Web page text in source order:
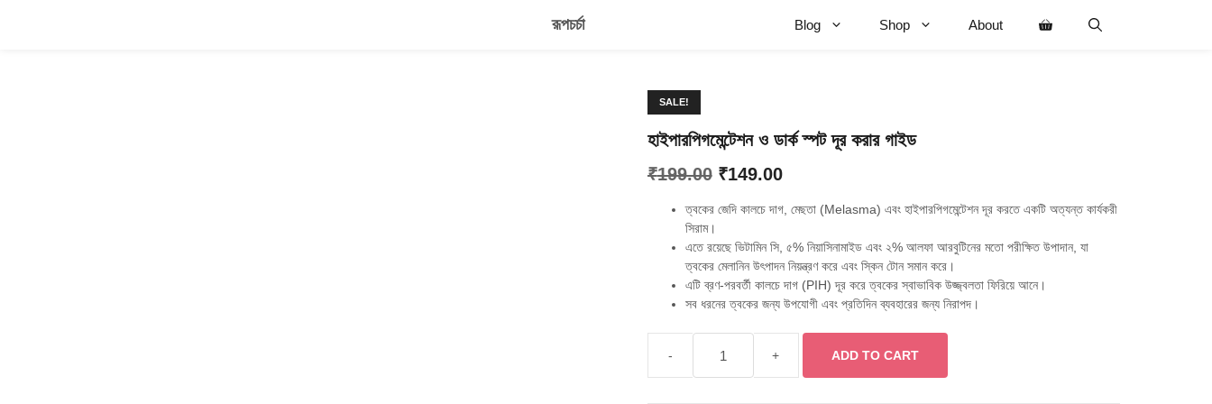
রূপচর্চা Blog Shop About
SALE!
হাইপারপিগমেন্টেশন ও ডার্ক স্পট দূর করার গাইড
₹199.00 Original
price
₹199.00.
₹149.00Current
price
₹149.00.
ত্বকের জেদি কালচে দাগ, মেছতা (Melasma) এবং হাইপারপিগমেন্টেশন দূর করতে একটি অত্যন্ত কার্যকরী
সিরাম।
এতে রয়েছে ভিটামিন সি, ৫% নিয়াসিনামাইড এবং ২% আলফা আরবুটিনের মতো পরীক্ষিত উপাদান, যা
ত্বকের মেলানিন উৎপাদন নিয়ন্ত্রণ করে এবং স্কিন টোন সমান করে।
এটি ব্রণ-পরবর্তী কালচে দাগ (PIH) দূর করে ত্বকের স্বাভাবিক উজ্জ্বলতা ফিরিয়ে আনে।
সব ধরনের ত্বকের জন্য উপযোগী এবং প্রতিদিন ব্যবহারের জন্য নিরাপদ।
ও
ডার্ক
ADD TO CART